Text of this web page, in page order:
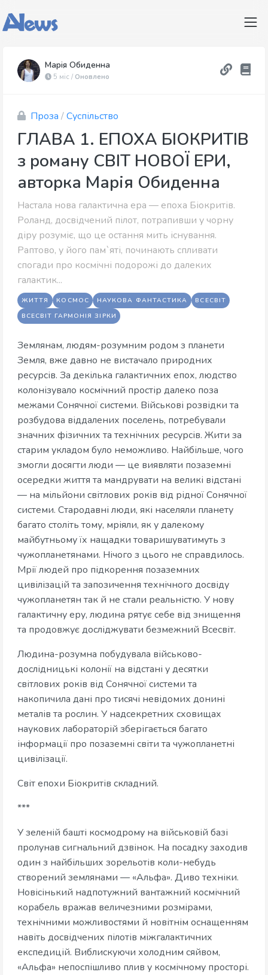
Марія Обиденна
5 міс / Оновлено
Проза /Суспільство
ГЛАВА 1. ЕПОХА БІОКРИТІВ
з роману СВІТ НОВОЇ ЕРИ,
авторка Марія Обиденна
Настала нова галактична ера — епоха Біокритів.
Роланд, досвідчений пілот, потрапивши у чорну
діру розуміє, що це остання мить існування.
Раптово, у його пам`яті, починають спливати
спогади про космічні подорожі до далеких
галактик...
ЖИТТЯ КОСМОС НАУКОВА ФАНТАСТИКА
ВСЕСВІТ
ВСЕСВІТ ГАРМОНІЯ ЗІРКИ
Землянам, людям-розумним родом з планети
Земля, вже давно не вистачало природних
ресурсів. За декілька галактичних епох, людство
колонізувало космічний простір далеко поза
межами Сонячної системи. Військові розвідки та
розбудова віддалених поселень, потребували
значних фізичних та технічних ресурсів. Жити за
старим укладом було неможливо. Найбільше, чого
змогли досягти люди — це виявляти позаземні
осередки життя та мандрувати на великі відстані
— на мільйони світлових років від рідної Сонячної
системи. Стародавні люди, які населяли планету
багато століть тому, мріяли, як у далекому
майбутньому їх нащадки товаришуватимуть з
чужопланетянами. Нічого з цього не справдилось.
Мрії людей про підкорення позаземних
цивілізацій та запозичення технічного досвіду
чужопланетян так й не стали реальністю. У нову
галактичну еру, людина рятує себе від знищення
та продовжує досліджувати безмежний Всесвіт.
Людина-розумна побудувала військово-
дослідницькі колонії на відстані у десятки
світлових років від Сонячної системи та
накопичила дані про тисячі невідомих донині
металів та рослин. У надсекретних сховищах
наукових лабораторій зберігається багато
інформації про позаземні світи та чужопланетні
цивілізації.
Світ епохи Біокритів складний.
***
У зеленій башті космодрому на військовій базі
пролунав сигнальний дзвінок. На посадку заходив
один з найбільших зорельотів коли-небудь
створений землянами — «Альфа». Диво техніки.
Новісінький надпотужний вантажний космічний
корабель вражав величезними розмірами,
технічними можливостями й новітнім оснащенням
навіть досвідчених пілотів міжгалактичних
експедицій. Виблискуючи холодним сяйвом,
«Альфа» непоспішливо плив у космічному просторі.